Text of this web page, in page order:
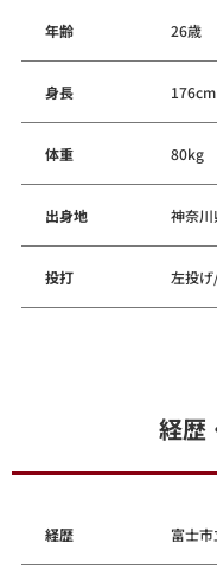
年齢 26歳
身長 176cm
体重 80kg
出身地 神奈川
投打 左投
経歴
経歴 富士